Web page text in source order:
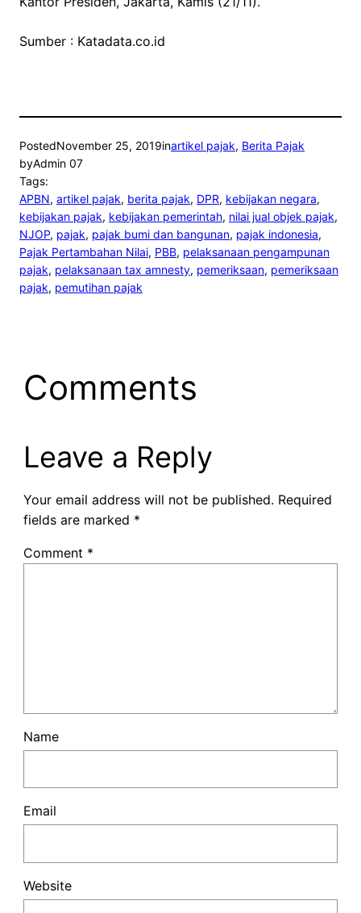
Sumber : Katadata.co.id
PostedNovember 25, 2019inartikel pajak, Berita Pajak
byAdmin 07
Tags:
APBN, artikel pajak, berita pajak, DPR, kebijakan negara
kebijakan pajak, kebijakan pemerintah, nilai jual objek pajak
NJOP, pajak, pajak bumi dan bangunan, pajak indonesia
Pajak Pertambahan Nilai, PBB, pelaksanaan pengampunan
pajak, pelaksanaan tax amnesty, pemeriksaan, pemeriksaan
pajak, pemutihan pajak
Comments
Leave a Reply
Your email address will not be published. Required
fields are marked *
Comment *
Name
Email
Website